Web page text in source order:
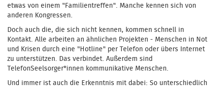
etwas von einem "Familientreffen". Manche kennen sich von
anderen Kongressen.
Doch auch die, die sich nicht kennen, kommen schnell in
Kontakt. Alle arbeiten an ähnlichen Projekten - Menschen in Not
und Krisen durch eine "Hotline" per Telefon oder übers Internet
zu unterstützen. Das verbindet. Außerdem sind
TelefonSeelsorger*innen kommunikative Menschen.
Und immer ist auch die Erkenntnis mit dabei: So unterschiedlich